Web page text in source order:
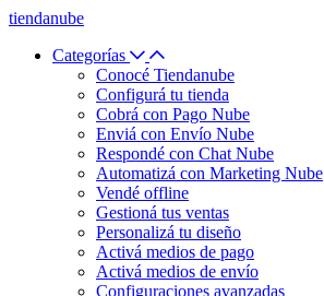
tiendanube
Categorías
Conocé Tiendanube
Configurá tu tienda
Cobrá con Pago Nube
Enviá con Envío Nube
Respondé con Chat Nube
Automatizá con Marketing Nube
Vendé offline
Gestioná tus ventas
Personalizá tu diseño
Activá medios de pago
Activá medios de envío
Configuraciones avanzadas